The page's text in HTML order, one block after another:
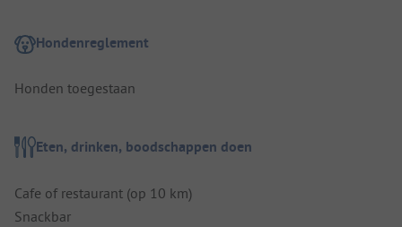
Hondenreglement
Honden toegestaan
Eten, drinken, boodschappen doen
Cafe of restaurant (op 10 km)
Snackbar